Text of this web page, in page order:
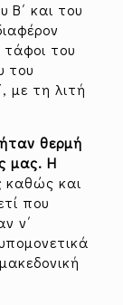
Β΄ και του
τάφοι του
του
με τη λιτή
θερμή
μας. Η
καθώς και
που
ν΄